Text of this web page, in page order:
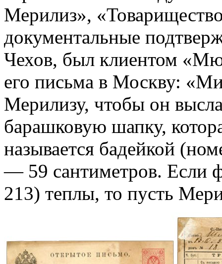
Мерилиз»,
документальные
Чехов, был клиентом
его письма в Москву:
Мерилизу, чтобы он
барашковую шапку,
называется бадейкой
— 59 сантиметров. Если
213) теплы, то пусть